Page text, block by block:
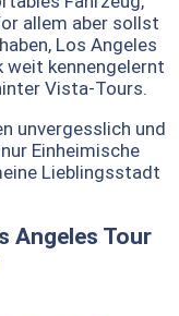
allem aber sollst
Los Angeles
weit kennengelernt
Vista-Tours.
unvergesslich und
Einheimische
Lieblingsstadt
Angeles Tour